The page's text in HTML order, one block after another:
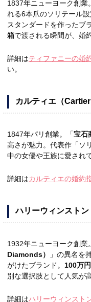
1837年ニューヨーク創業。
れる6本爪のソリテール
スタンダードを作ったブ
箱で渡される瞬間が、婚
詳細はティファニーの婚
い。
カルティエ（Cartier
1847年パリ創業。「宝石
高さが魅力。代表作「ソ
中の女優や王族に愛され
詳細はカルティエの婚約
ハリーウィンスト
1932年ニューヨーク創業
Diamonds）
」の異名を
がけたブランド。 100万
別な選択肢として人気が
詳細はハリーウィンスト